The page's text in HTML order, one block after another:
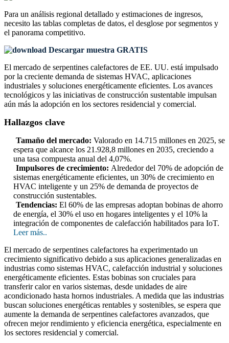
Para un análisis regional detallado y estimaciones de ingresos,
necesito las tablas completas de datos, el desglose por segmentos y
el panorama competitivo.
Descargar muestra GRATIS
El mercado de serpentines calefactores de EE. UU. está impulsado
por la creciente demanda de sistemas HVAC, aplicaciones
industriales y soluciones energéticamente eficientes. Los avances
tecnológicos y las iniciativas de construcción sustentable impulsan
aún más la adopción en los sectores residencial y comercial.
Hallazgos clave
Tamaño del mercado: Valorado en 14.715 millones en 2025, se
espera que alcance los 21.928,8 millones en 2035, creciendo a
una tasa compuesta anual del 4,07%.
Impulsores de crecimiento: Alrededor del 70% de adopción de
sistemas energéticamente eficientes, un 30% de crecimiento en
HVAC inteligente y un 25% de demanda de proyectos de
construcción sustentables.
Tendencias: El 60% de las empresas adoptan bobinas de ahorro
de energía, el 30% el uso en hogares inteligentes y el 10% la
integración de componentes de calefacción habilitados para IoT.
Leer más..
El mercado de serpentines calefactores ha experimentado un
crecimiento significativo debido a sus aplicaciones generalizadas en
industrias como sistemas HVAC, calefacción industrial y soluciones
energéticamente eficientes. Estas bobinas son cruciales para
transferir calor en varios sistemas, desde unidades de aire
acondicionado hasta hornos industriales. A medida que las industrias
buscan soluciones energéticas rentables y sostenibles, se espera que
aumente la demanda de serpentines calefactores avanzados, que
ofrecen mejor rendimiento y eficiencia energética, especialmente en
los sectores residencial y comercial.